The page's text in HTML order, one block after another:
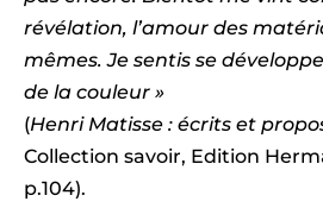
révélation, l’amour des
mêmes. Je sentis se
de la couleur »
(Henri Matisse : écrits et
Collection savoir, Edition
p.104).